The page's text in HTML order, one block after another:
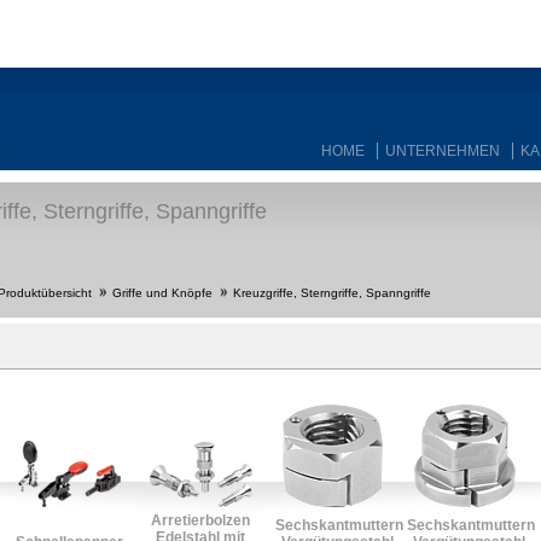
HOME UNTERNEHMEN
Sterngriffe, Spanngriffe
Griffe und Knöpfe Kreuzgriffe, Sterngriffe, Spanngriffe
Arretierbolzen
Edelstahl mit
Sechskantmuttern Sechskantmuttern